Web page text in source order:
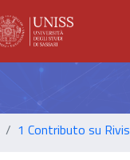
1 Contributo su